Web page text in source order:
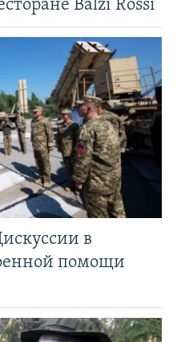
Balzi Rossi
в
помощи